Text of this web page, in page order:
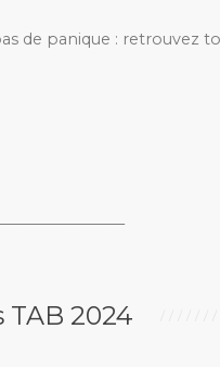
de panique : retrouvez
TAB 2024